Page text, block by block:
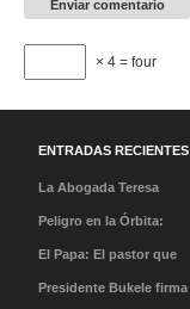
× 4 = four
ENTRADAS RECIENTES
La Abogada Teresa
Stella Mera Gómez es la
Peligro en la Órbita:
¿Qué es la «Basura
El Papa: El pastor que
caminó en la tormenta y
Presidente Bukele firma